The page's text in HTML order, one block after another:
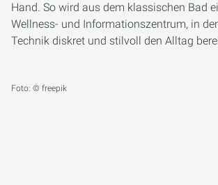
Hand. So wird aus dem klassischen Bad
Wellness- und Informationszentrum, in
Technik diskret und stilvoll den Alltag
Foto: © freepik